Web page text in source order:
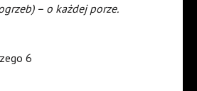
– o każdej porze.
6